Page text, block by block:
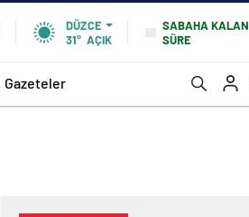
DÜZCE
31° AÇIK
SABAHA KALAN
SÜRE
Gazeteler